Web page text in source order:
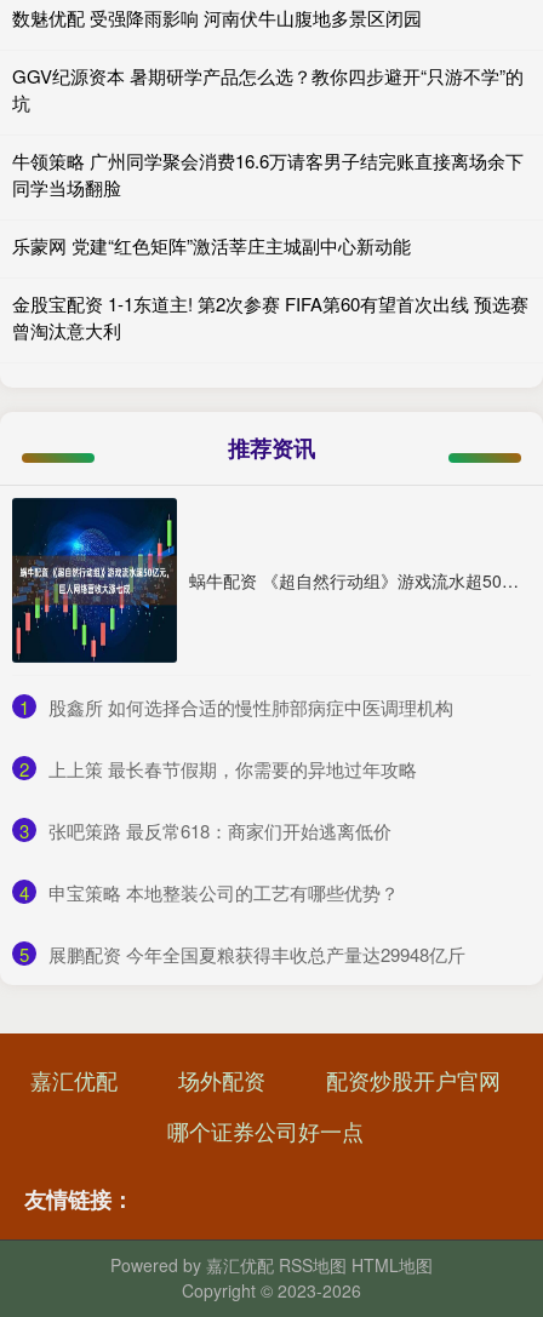
数魅优配 受强降雨影响 河南伏牛山腹地多景区闭园
GGV纪源资本 暑期研学产品怎么选？教你四步避开“只游不学”的
坑
牛领策略 广州同学聚会消费16.6万请客男子结完账直接离场余下
同学当场翻脸
乐蒙网 党建“红色矩阵”激活莘庄主城副中心新动能
金股宝配资 1-1东道主! 第2次参赛 FIFA第60有望首次出线 预选赛
曾淘汰意大利
推荐资讯
蜗牛配资 《超自然行动组》游戏流水超50亿元，巨人网络营收大涨七成
1 ​股鑫所 如何选择合适的慢性肺部病症中医调理机构
2 ​上上策 最长春节假期，你需要的异地过年攻略
3 ​张吧策路 最反常618：商家们开始逃离低价
4 ​申宝策略 本地整装公司的工艺有哪些优势？
5 ​展鹏配资 今年全国夏粮获得丰收总产量达29948亿斤
嘉汇优配 场外配资
配资炒股开户官网
哪个证券公司好一点
友情链接：
Powered by 嘉汇优配 RSS地图 HTML地图
Copyright © 2023-2026